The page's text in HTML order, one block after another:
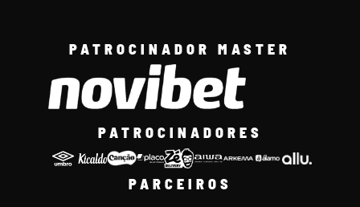
PATROCINADOR MASTER
PATROCINADORES
PARCEIROS